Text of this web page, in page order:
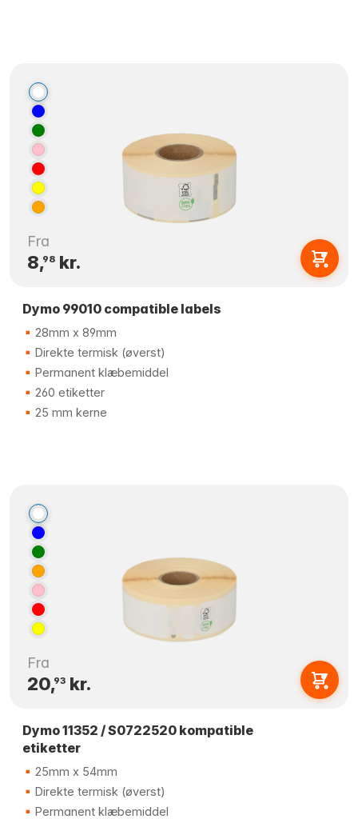
Fra
8,98kr.
Dymo 99010 compatible labels
28mm x 89mm
Direkte termisk (øverst)
Permanent klæbemiddel
260 etiketter
25 mm kerne
Fra
20,93kr.
Dymo 11352 / S0722520 kompatible
etiketter
25mm x 54mm
Direkte termisk (øverst)
Permanent klæbemiddel